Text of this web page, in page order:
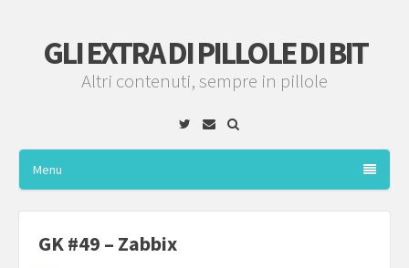
GLI EXTRA DI PILLOLE DI BIT
Altri contenuti, sempre in pillole
TwitterEmail
Menu
GK #49 – Zabbix